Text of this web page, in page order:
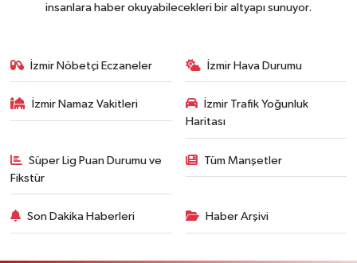
insanlara haber okuyabilecekleri bir altyapı sunuyor.
İzmir Nöbetçi Eczaneler İzmir Hava Durumu
İzmir Namaz Vakitleri
İzmir Trafik Yoğunluk
Haritası
Süper Lig Puan Durumu ve
Fikstür
Tüm Manşetler
Son Dakika Haberleri Haber Arşivi